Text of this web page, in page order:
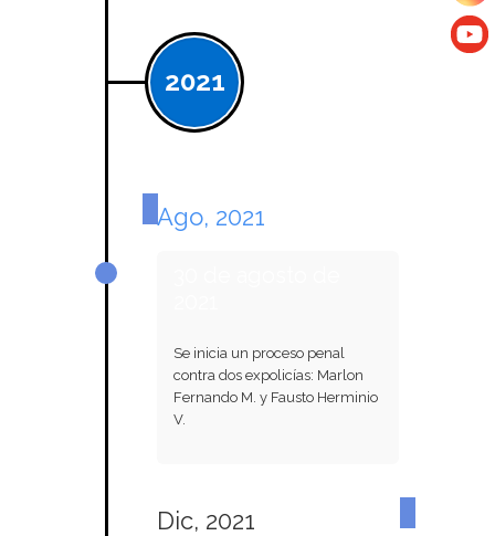
2021
Ago, 2021
Se inicia un proceso penal
contra dos expolicías: Marlon
Fernando M. y Fausto Herminio
V.
Dic, 2021